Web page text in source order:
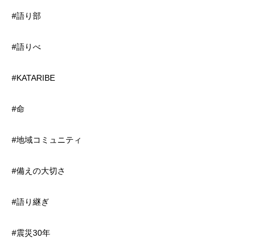
#語り部
#語りべ
#KATARIBE
#命
#地域コミュニティ
#備えの大切さ
#語り継ぎ
#震災30年